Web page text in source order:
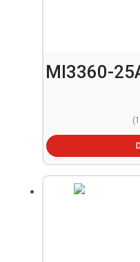
MI3360-
(1